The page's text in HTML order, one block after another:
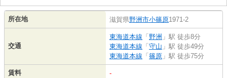
所在地 滋賀県野洲市小篠原1971-2
交通
東海道本線 「 野洲 」駅 徒歩8分
東海道本線 「 守山 」駅 徒歩49分
東海道本線 「 篠原 」駅 徒歩75分
賃料 -